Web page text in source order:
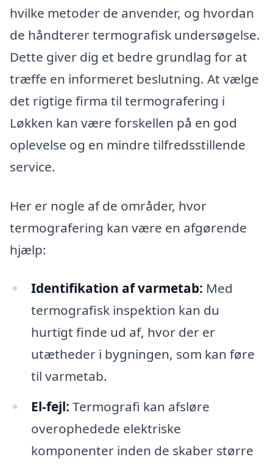
hvilke metoder de anvender, og hvordan
de håndterer termografisk undersøgelse.
Dette giver dig et bedre grundlag for at
træffe en informeret beslutning. At vælge
det rigtige firma til termografering i
Løkken kan være forskellen på en god
oplevelse og en mindre tilfredsstillende
service.
Her er nogle af de områder, hvor
termografering kan være en afgørende
hjælp:
Identifikation af varmetab: Med
termografisk inspektion kan du
hurtigt finde ud af, hvor der er
utætheder i bygningen, som kan føre
til varmetab.
El-fejl: Termografi kan afsløre
overophedede elektriske
komponenter inden de skaber større